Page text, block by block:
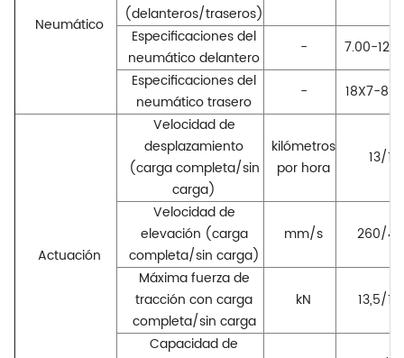
Neumático
(delanteros/traseros)
Especificaciones del
neumático delantero
-
7.00-12-
Especificaciones del
neumático trasero
- 18X7-8-
Actuación
Velocidad de
desplazamiento
(carga completa/sin
carga)
kilómetros
por hora
13/15
Velocidad de
elevación (carga
completa/sin carga)
mm/s 260/
Máxima fuerza de
tracción con carga
completa/sin carga
kN 13,5/
Capacidad de